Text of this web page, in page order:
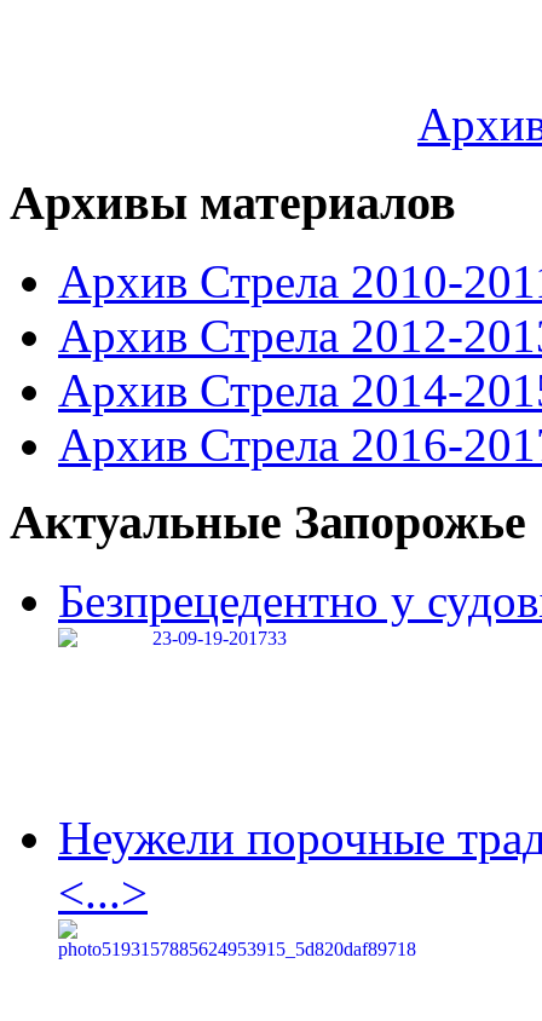
Архивы материалов
Архив Стрела 2010-
Архив Стрела 2012-
Архив Стрела 2014-
Архив Стрела 2016-
Актуальные Запорожье
Безпрецедентно у
Неужели порочные
<...>